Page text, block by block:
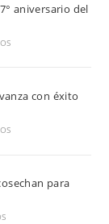
aniversario del
con éxito
para